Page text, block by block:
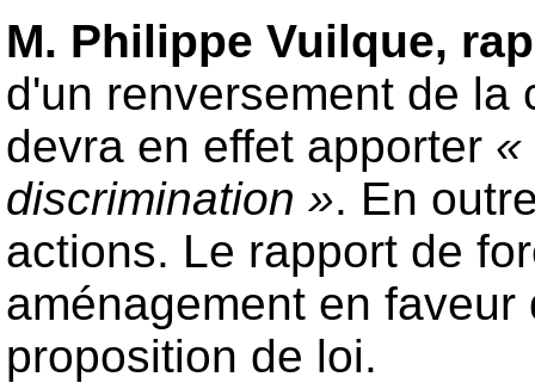
M. Philippe Vuilque,
d'un renversement de la
devra en effet apporter «
discrimination ». En
actions. Le rapport de
aménagement en
proposition de loi.